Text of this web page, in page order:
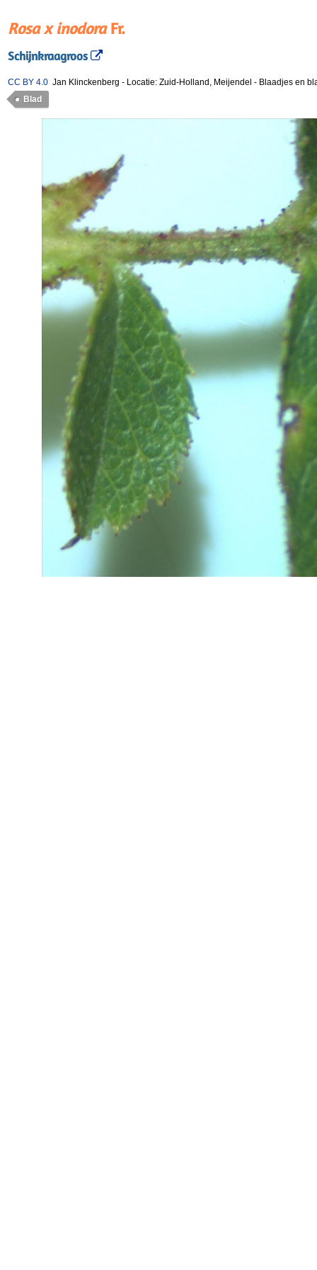
Rosa x inodoraFr.
Schijnkraagroos
CC BY 4.0 Jan Klinckenberg - Locatie: Zuid-Holland, Meijendel - Blaadjes en
Blad